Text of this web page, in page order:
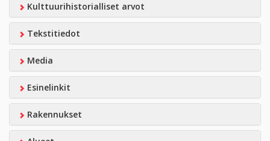
Kulttuurihistorialliset arvot
Tekstitiedot
Media
Esinelinkit
Rakennukset